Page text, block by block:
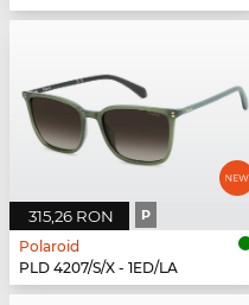
315,26 RON P
Polaroid
PLD 4207/S/X - 1ED/LA